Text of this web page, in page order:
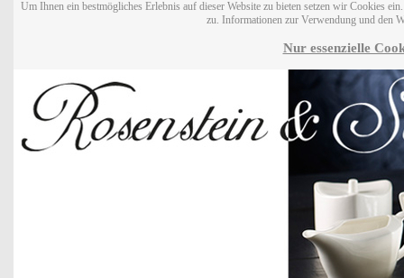
Um Ihnen ein bestmögliches Erlebnis auf dieser Website zu bieten setzen wir Cookies
zu. Informationen zur Verwendung und den
Nur essenzielle